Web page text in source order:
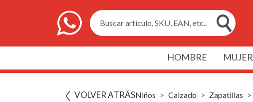
Buscar artículo, SKU, EAN, etc..
HOMBRE MUJER
VOLVER ATRÁSNiños Calzado Zapatillas